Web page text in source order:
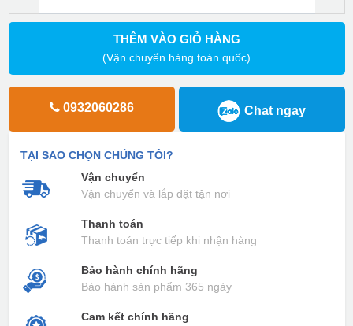
THÊM VÀO GIỎ HÀNG
(Vận chuyển hàng toàn quốc)
0932060286 Chat ngay
TẠI SAO CHỌN CHÚNG TÔI?
Vận chuyển
Vận chuyển và lắp đặt tận nơi
Thanh toán
Thanh toán trực tiếp khi nhận hàng
Bảo hành chính hãng
Bảo hành sản phẩm 365 ngày
Cam kết chính hãng